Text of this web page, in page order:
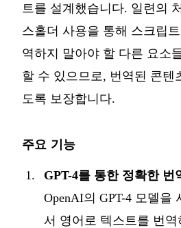
트를 설계했습니다. 일련의
스홀더 사용을 통해 스크립
역하지 말아야 할 다른 요소
할 수 있으므로, 번역된 콘텐
도록 보장합니다.
주요 기능
GPT-4를 통한 정확한 번
OpenAI의 GPT-4 모델을
서 영어로 텍스트를 번